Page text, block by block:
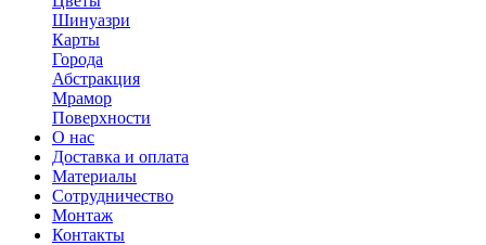
Шинуазри
Карты
Города
Абстракция
Мрамор
Поверхности
О нас
Доставка и оплата
Материалы
Сотрудничество
Монтаж
Контакты